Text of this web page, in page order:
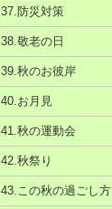
37.防災対策
38.敬老の日
39.秋のお彼岸
40.お月見
41.秋の運動会
42.秋祭り
43.この秋の過ごし方